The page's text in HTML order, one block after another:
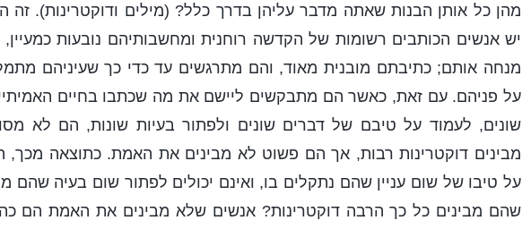
מהן כל אותן הבנות שאתה מדבר עליהן בדרך כלל? (מילים ודוקטרינות). זה
יש אנשים הכותבים רשומות של הקדשה רוחנית ומחשבותיהם נובעות
מנחה אותם; כתיבתם מובנית מאוד, והם מתרגשים עד כדי כך שעיניהם
על פניהם. עם זאת, כאשר הם מתבקשים ליישם את מה שכתבו בחיים
שונים, לעמוד על טיבם של דברים שונים ולפתור בעיות שונות, הם לא
מבינים דוקטרינות רבות, אך הם פשוט לא מבינים את האמת. כתוצאה מכך,
על טיבו של שום עניין שהם נתקלים בו, ואינם יכולים לפתור שום בעיה שהם
שהם מבינים כל כך הרבה דוקטרינות? אנשים שלא מבינים את האמת הם